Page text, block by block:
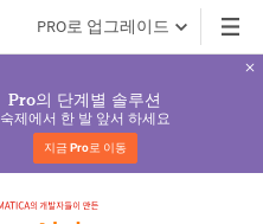
PRO로 업그레이드
Pro의 단계별 솔루션
숙제에서 한 발 앞서 하세요
지금 Pro로 이동